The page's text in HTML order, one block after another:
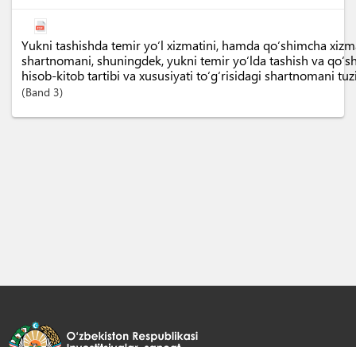
Yukni tashishda temir yo‘l xizmatini, hamda qo‘shimcha
shartnomani, shuningdek, yukni temir yo‘lda tashish va
hisob-kitob tartibi va xususiyati to‘g‘risidagi shartnomani
Band 3